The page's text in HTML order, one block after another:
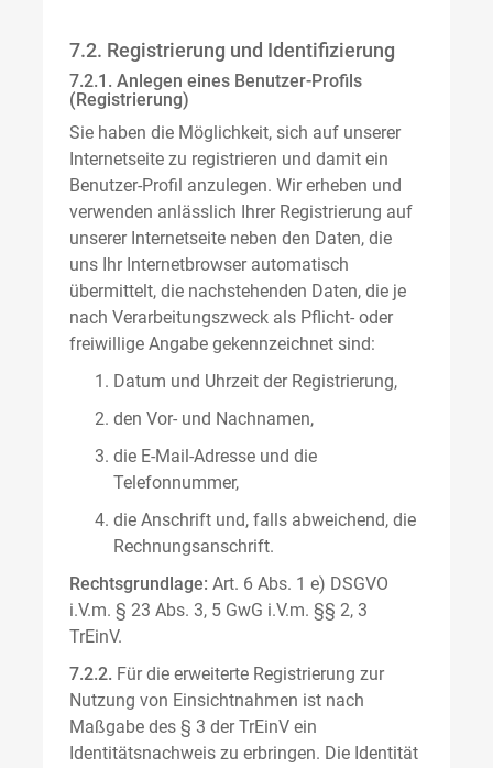
7.2. Registrierung und Identifizierung
7.2.1. Anlegen eines Benutzer-Profils
(Registrierung)
Sie haben die Möglichkeit, sich auf unserer
Internetseite zu registrieren und damit ein
Benutzer-Profil anzulegen. Wir erheben und
verwenden anlässlich Ihrer Registrierung auf
unserer Internetseite neben den Daten, die
uns Ihr Internetbrowser automatisch
übermittelt, die nachstehenden Daten, die je
nach Verarbeitungszweck als Pflicht- oder
freiwillige Angabe gekennzeichnet sind:
Datum und Uhrzeit der Registrierung,
den Vor- und Nachnamen,
die E-Mail-Adresse und die
Telefonnummer,
die Anschrift und, falls abweichend, die
Rechnungsanschrift.
Rechtsgrundlage: Art. 6 Abs. 1 e) DSGVO
i.V.m. § 23 Abs. 3, 5 GwG i.V.m. §§ 2, 3
TrEinV.
7.2.2. Für die erweiterte Registrierung zur
Nutzung von Einsichtnahmen ist nach
Maßgabe des § 3 der TrEinV ein
Identitätsnachweis zu erbringen. Die Identität